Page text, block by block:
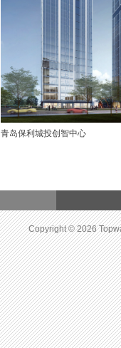
青岛保利城投创智中心
Copyright © 2026